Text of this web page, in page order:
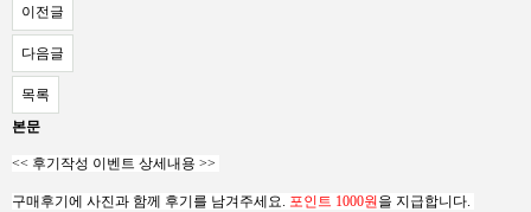
이전글
다음글
목록
본문
<< 후기작성 이벤트 상세내용 >>
구매후기에 사진과 함께 후기를 남겨주세요. 포인트 1000원 을 지급합니다.